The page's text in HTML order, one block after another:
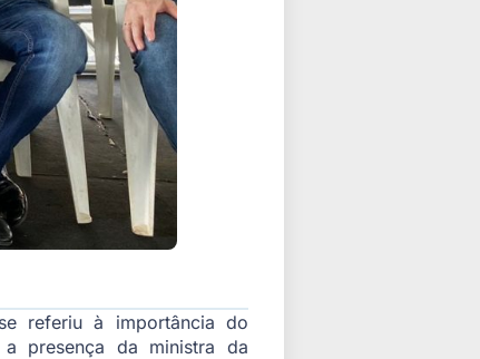
referiu à importância do
presença da ministra da